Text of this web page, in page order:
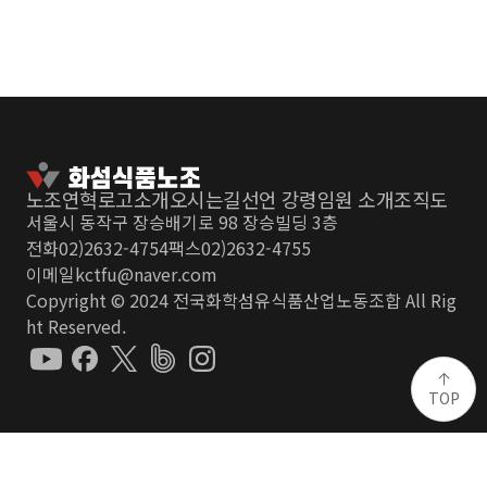
노조연혁로고소개오시는길선언 강령임원 소개조직도
서울시 동작구 장승배기로 98 장승빌딩 3층
전화02)2632-4754팩스02)2632-4755
이메일kctfu@naver.com
Copyright © 2024 전국화학섬유식품산업노동조합 All Rig
ht Reserved.
TOP